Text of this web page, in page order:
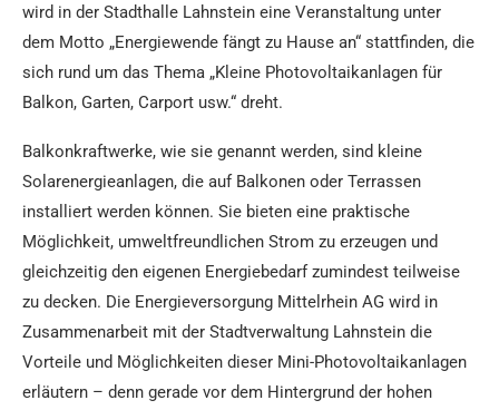
wird in der Stadthalle Lahnstein eine Veranstaltung unter
dem Motto „Energiewende fängt zu Hause an“ stattfinden, die
sich rund um das Thema „Kleine Photovoltaikanlagen für
Balkon, Garten, Carport usw.“ dreht.
Balkonkraftwerke, wie sie genannt werden, sind kleine
Solarenergieanlagen, die auf Balkonen oder Terrassen
installiert werden können. Sie bieten eine praktische
Möglichkeit, umweltfreundlichen Strom zu erzeugen und
gleichzeitig den eigenen Energiebedarf zumindest teilweise
zu decken. Die Energieversorgung Mittelrhein AG wird in
Zusammenarbeit mit der Stadtverwaltung Lahnstein die
Vorteile und Möglichkeiten dieser Mini-Photovoltaikanlagen
erläutern – denn gerade vor dem Hintergrund der hohen